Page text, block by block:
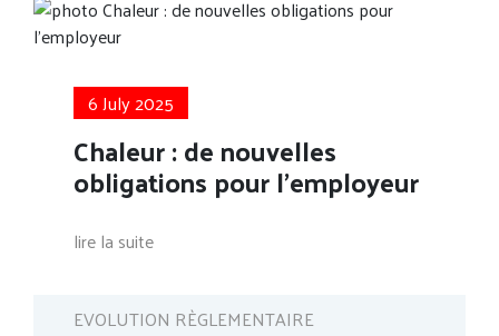
6 July 2025
Chaleur : de nouvelles
obligations pour l’employeur
lire la suite
EVOLUTION RÈGLEMENTAIRE